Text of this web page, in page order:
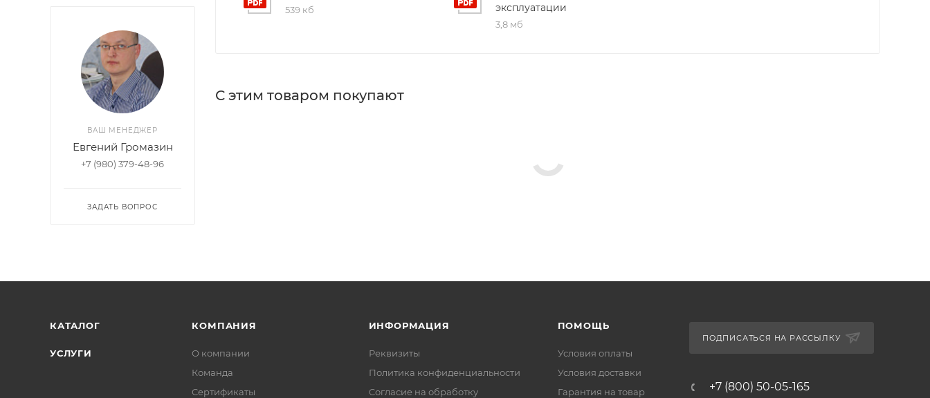
539 кб
эксплуатации
3,8 мб
С этим товаром покупают
ВАШ МЕНЕДЖЕР
Евгений Громазин
+7 (980) 379-48-96
ЗАДАТЬ ВОПРОС
КАТАЛОГ
УСЛУГИ
КОМПАНИЯ
О компании
Команда
Сертификаты
ИНФОРМАЦИЯ
Реквизиты
Политика конфиденциальности
Cогласие на обработку
ПОМОЩЬ
Условия оплаты
Условия доставки
Гарантия на товар
ПОДПИСАТЬСЯ НА РАССЫЛКУ
+7 (800) 50-05-165